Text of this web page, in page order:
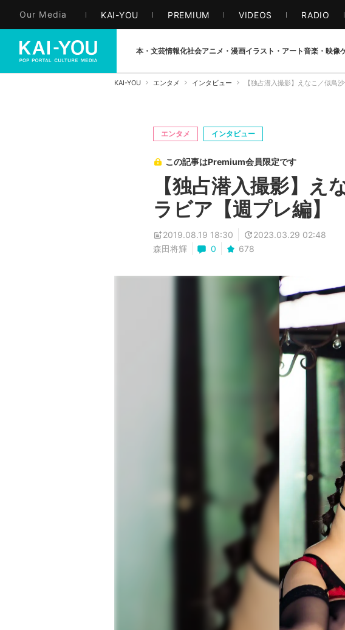
Our Media KAI-YOU PREMIUM VIDEOS RADIO
本・文芸情報化社会アニメ・漫画イラスト・アート音楽・映像
KAI-YOU エンタメ インタビュー 【独占潜入撮影】えなこ／似鳥
エンタメ インタビュー
この記事はPremium会員限定です
【独占潜入撮影】
ラビア【週プレ編】
2019.08.19 18:30
2023.03.29 02:48
森田将輝
0 678